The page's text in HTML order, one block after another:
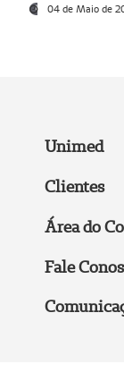
04 de Maio de
Unimed
Clientes
Área do
Fale